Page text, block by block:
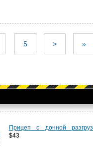
5 > »
Прицеп с донной
$43